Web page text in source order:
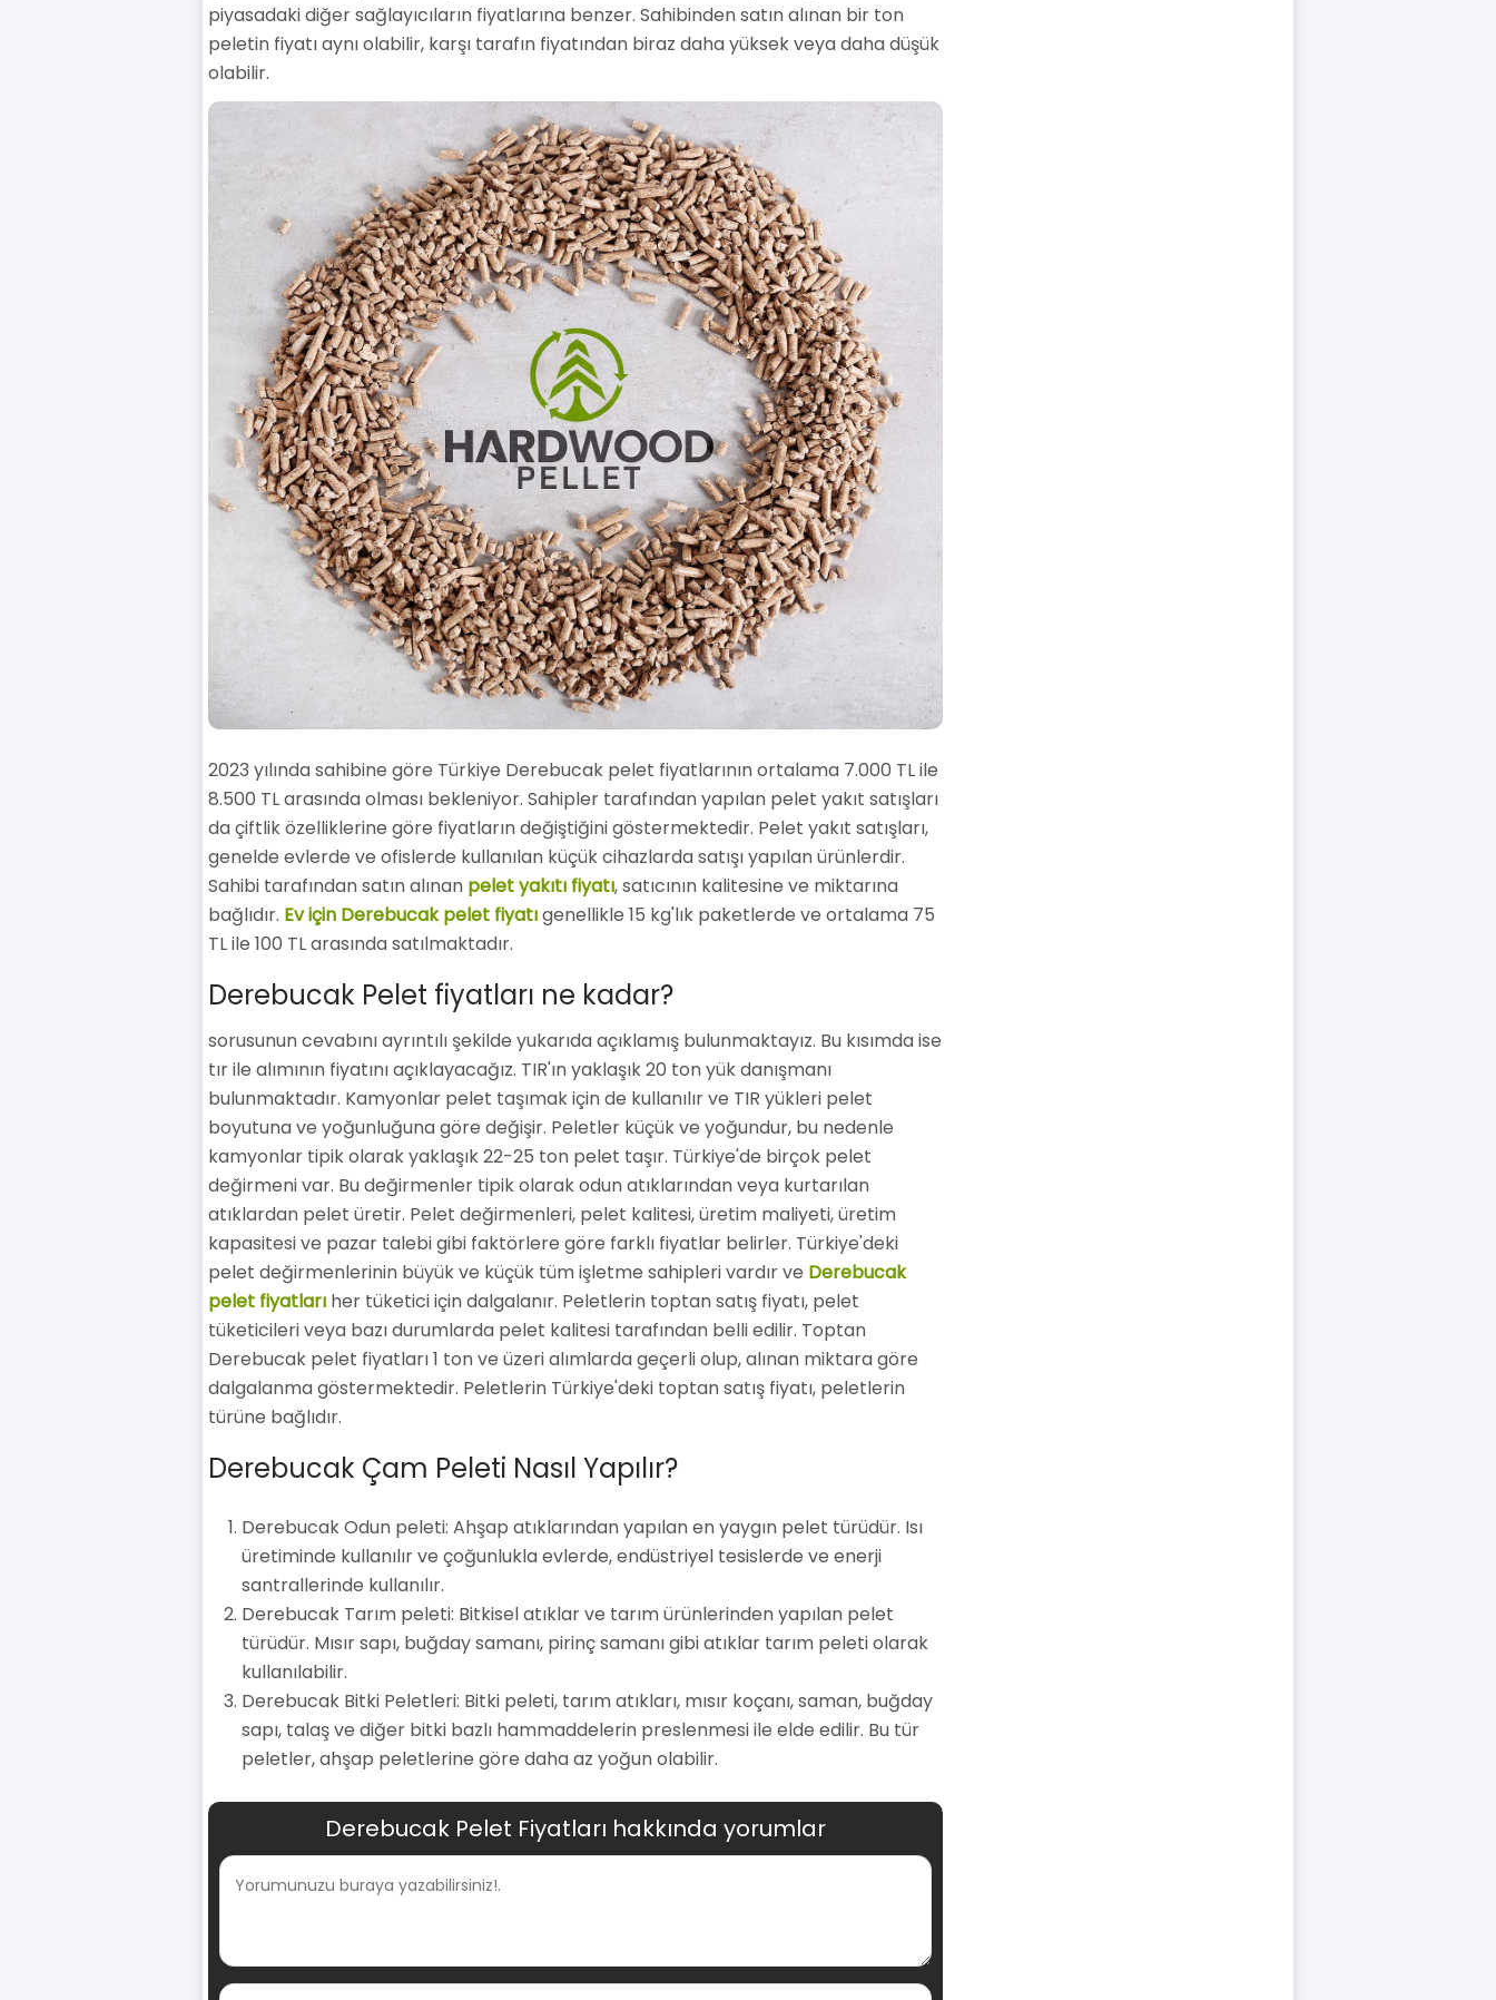
piyasadaki diğer sağlayıcıların fiyatlarına benzer. Sahibinden satın alınan bir ton
peletin fiyatı aynı olabilir, karşı tarafın fiyatından biraz daha yüksek veya daha düşük
olabilir.
2023 yılında sahibine göre Türkiye Derebucak pelet fiyatlarının ortalama 7.000 TL ile
8.500 TL arasında olması bekleniyor. Sahipler tarafından yapılan pelet yakıt satışları
da çiftlik özelliklerine göre fiyatların değiştiğini göstermektedir. Pelet yakıt satışları,
genelde evlerde ve ofislerde kullanılan küçük cihazlarda satışı yapılan ürünlerdir.
Sahibi tarafından satın alınan pelet yakıtı fiyatı, satıcının kalitesine ve miktarına
bağlıdır. Ev için Derebucak pelet fiyatıgenellikle 15 kg'lık paketlerde ve ortalama 75
TL ile 100 TL arasında satılmaktadır.
Derebucak Pelet fiyatları ne kadar?
sorusunun cevabını ayrıntılı şekilde yukarıda açıklamış bulunmaktayız. Bu kısımda ise
tır ile alımının fiyatını açıklayacağız. TIR'ın yaklaşık 20 ton yük danışmanı
bulunmaktadır. Kamyonlar pelet taşımak için de kullanılır ve TIR yükleri pelet
boyutuna ve yoğunluğuna göre değişir. Peletler küçük ve yoğundur, bu nedenle
kamyonlar tipik olarak yaklaşık 22-25 ton pelet taşır. Türkiye'de birçok pelet
değirmeni var. Bu değirmenler tipik olarak odun atıklarından veya kurtarılan
atıklardan pelet üretir. Pelet değirmenleri, pelet kalitesi, üretim maliyeti, üretim
kapasitesi ve pazar talebi gibi faktörlere göre farklı fiyatlar belirler. Türkiye'deki
pelet değirmenlerinin büyük ve küçük tüm işletme sahipleri vardır ve Derebucak
pelet fiyatlarıher tüketici için dalgalanır. Peletlerin toptan satış fiyatı, pelet
tüketicileri veya bazı durumlarda pelet kalitesi tarafından belli edilir. Toptan
Derebucak pelet fiyatları 1 ton ve üzeri alımlarda geçerli olup, alınan miktara göre
dalgalanma göstermektedir. Peletlerin Türkiye'deki toptan satış fiyatı, peletlerin
türüne bağlıdır.
Derebucak Çam Peleti Nasıl Yapılır?
Derebucak Odun peleti: Ahşap atıklarından yapılan en yaygın pelet türüdür. Isı
üretiminde kullanılır ve çoğunlukla evlerde, endüstriyel tesislerde ve enerji
santrallerinde kullanılır.
Derebucak Tarım peleti: Bitkisel atıklar ve tarım ürünlerinden yapılan pelet
türüdür. Mısır sapı, buğday samanı, pirinç samanı gibi atıklar tarım peleti olarak
kullanılabilir.
Derebucak Bitki Peletleri: Bitki peleti, tarım atıkları, mısır koçanı, saman, buğday
sapı, talaş ve diğer bitki bazlı hammaddelerin preslenmesi ile elde edilir. Bu tür
peletler, ahşap peletlerine göre daha az yoğun olabilir.
Derebucak Pelet Fiyatları hakkında yorumlar